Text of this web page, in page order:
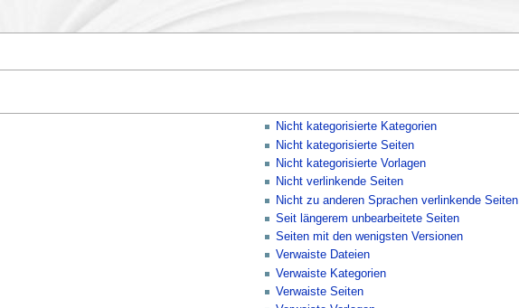
Nicht kategorisierte Kategorien
Nicht kategorisierte Seiten
Nicht kategorisierte Vorlagen
Nicht verlinkende Seiten
Nicht zu anderen Sprachen verlinkende Seiten
Seit längerem unbearbeitete Seiten
Seiten mit den wenigsten Versionen
Verwaiste Dateien
Verwaiste Kategorien
Verwaiste Seiten